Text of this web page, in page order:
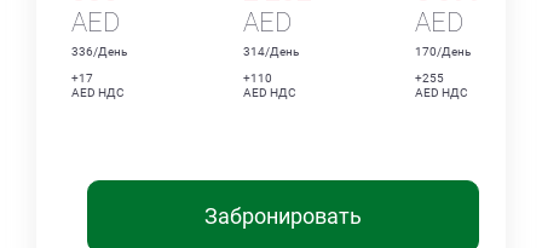
AED
336/День
+17
AED НДС
AED
314/День
+110
AED НДС
AED
170/День
+255
AED НДС
Забронировать